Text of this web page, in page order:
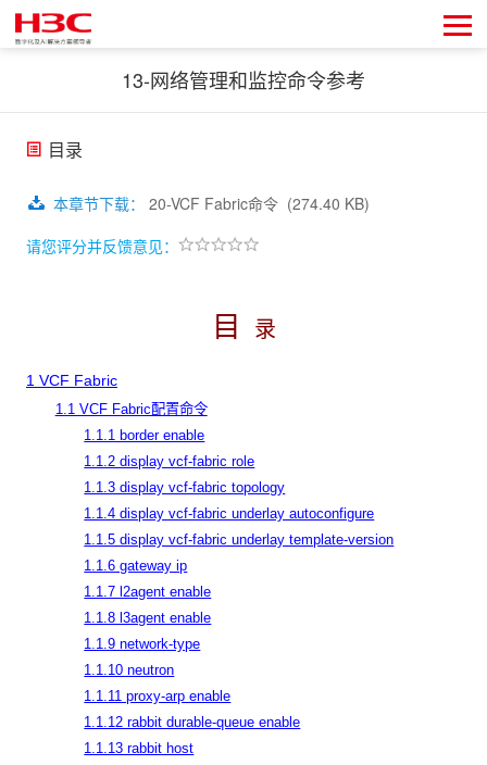
13-网络管理和监控命令参考
目录
本章节下载： 20-VCF Fabric命令 (274.40 KB)
请您评分并反馈意见：
目 录
1 VCF Fabric
1.1 VCF Fabric配置命令
1.1.1 border enable
1.1.2 display vcf-fabric role
1.1.3 display vcf-fabric topology
1.1.4 display vcf-fabric underlay autoconfigure
1.1.5 display vcf-fabric underlay template-version
1.1.6 gateway ip
1.1.7 l2agent enable
1.1.8 l3agent enable
1.1.9 network-type
1.1.10 neutron
1.1.11 proxy-arp enable
1.1.12 rabbit durable-queue enable
1.1.13 rabbit host